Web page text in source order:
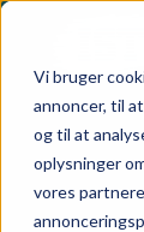
Vi bruger
annoncer, til
og til at
oplysninger
vores
Skip to main